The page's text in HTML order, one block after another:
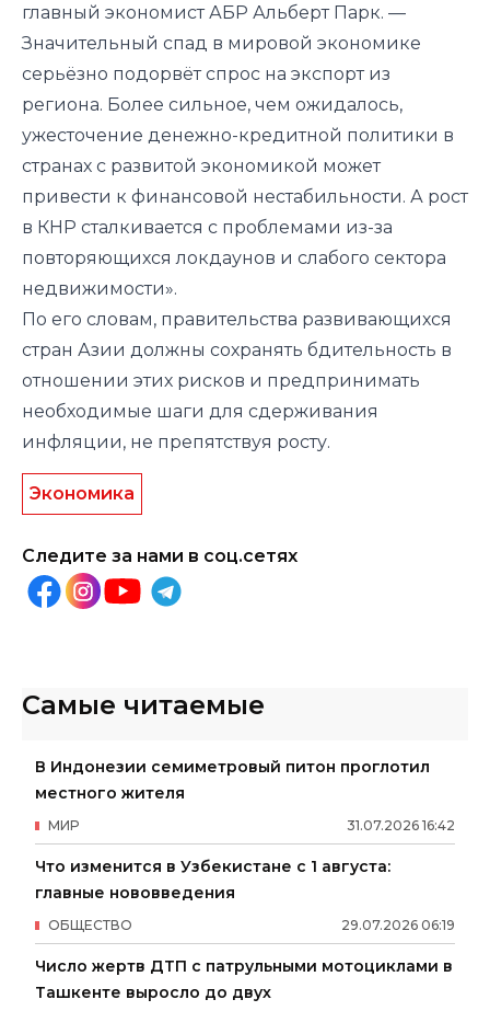
главный экономист АБР Альберт Парк. —
Значительный спад в мировой экономике
серьёзно подорвёт спрос на экспорт из
региона. Более сильное, чем ожидалось,
ужесточение денежно-кредитной политики в
странах с развитой экономикой может
привести к финансовой нестабильности. А рост
в КНР сталкивается с проблемами из-за
повторяющихся локдаунов и слабого сектора
недвижимости».
По его словам, правительства развивающихся
стран Азии должны сохранять бдительность в
отношении этих рисков и предпринимать
необходимые шаги для сдерживания
инфляции, не препятствуя росту.
Экономика
Следите за нами в соц.сетях
Самые читаемые
В Индонезии семиметровый питон проглотил
местного жителя
31.07.2026 16:42
МИР
Что изменится в Узбекистане с 1 августа:
главные нововведения
29.07.2026 06:19
ОБЩЕСТВО
Число жертв ДТП с патрульными мотоциклами в
Ташкенте выросло до двух